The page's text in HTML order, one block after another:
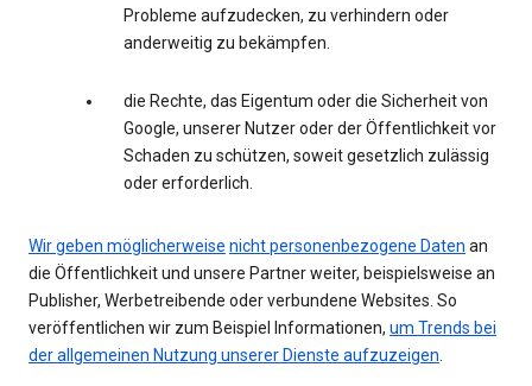
Probleme aufzudecken, zu verhindern oder
anderweitig zu bekämpfen.
die Rechte, das Eigentum oder die Sicherheit von
Google, unserer Nutzer oder der Öffentlichkeit vor
Schaden zu schützen, soweit gesetzlich zulässig
oder erforderlich.
Wir geben möglicherweise nicht personenbezogene Daten an
die Öffentlichkeit und unsere Partner weiter, beispielsweise an
Publisher, Werbetreibende oder verbundene Websites. So
veröffentlichen wir zum Beispiel Informationen, um Trends bei
der allgemeinen Nutzung unserer Dienste aufzuzeigen.